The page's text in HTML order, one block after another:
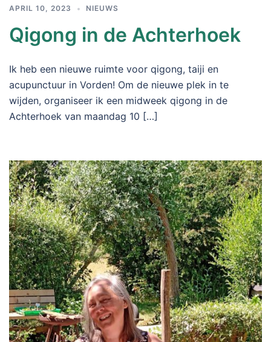
APRIL 10, 2023 NIEUWS
Qigong in de Achterhoek
Ik heb een nieuwe ruimte voor qigong, taiji en
acupunctuur in Vorden! Om de nieuwe plek in te
wijden, organiseer ik een midweek qigong in de
Achterhoek van maandag 10 […]